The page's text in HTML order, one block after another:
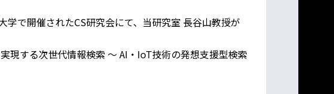
で開催されたCS研究会にて、当研究室 長谷山教授が
現する次世代情報検索 ～ AI・IoT技術の発想支援型検索